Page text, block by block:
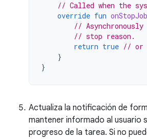
// Called when the
override fun onStopJob
//
// stop reason.
return true // or
}
}
Actualiza la notificación de
mantener informado al usuario
progreso de la tarea. Si no